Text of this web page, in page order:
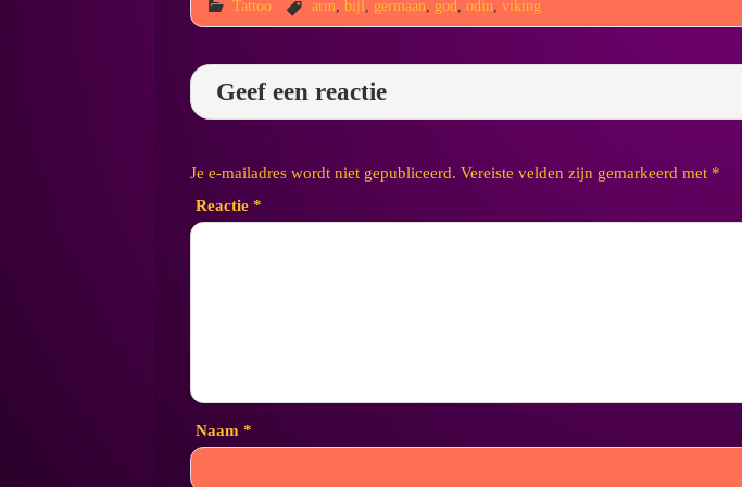
Tattoo arm ,bijl germaan god ,odin ,viking
Geef een reactie
Je e-mailadres wordt niet gepubliceerd. Vereiste velden zijn gemarkeerd met *
Reactie *
Naam *